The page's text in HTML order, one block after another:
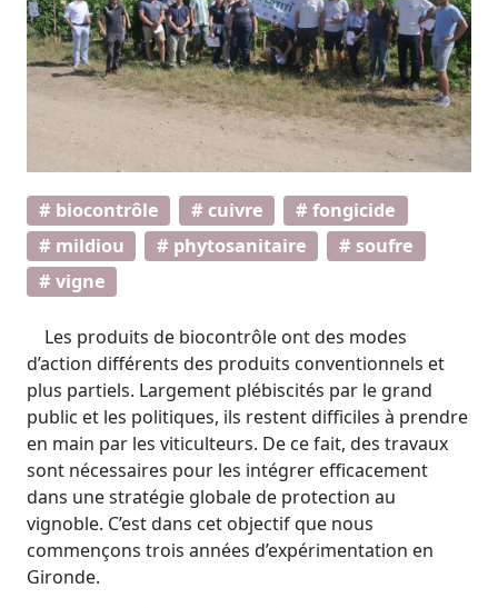
# biocontrôle # cuivre
# fongicide
# mildiou
# phytosanitaire
# soufre
# vigne
Les produits de biocontrôle ont des modes
d’action différents des produits conventionnels et
plus partiels. Largement plébiscités par le grand
public et les politiques, ils restent difficiles à prendre
en main par les viticulteurs. De ce fait, des travaux
sont nécessaires pour les intégrer efficacement
dans une stratégie globale de protection au
vignoble. C’est dans cet objectif que nous
commençons trois années d’expérimentation en
Gironde.